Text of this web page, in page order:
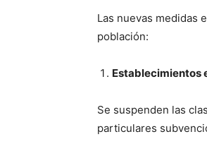
Las nuevas medidas
población:
Establecimientos
Se suspenden las
particulares